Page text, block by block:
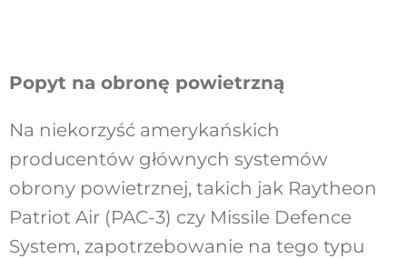
Popyt na obronę powietrzną
Na niekorzyść amerykańskich
producentów głównych systemów
obrony powietrznej, takich jak Raytheon
Patriot Air (PAC-3) czy Missile Defence
System, zapotrzebowanie na tego typu